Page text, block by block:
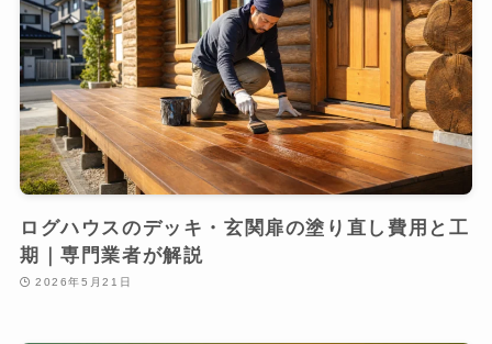
ログハウスのデッキ・玄関扉の塗り直し費用と工
期｜専門業者が解説
2026年5月21日